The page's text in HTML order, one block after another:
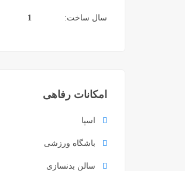
سال ساخت: 1
امکانات رفاهی
اسپا
باشگاه ورزشی
سالن بدنسازی